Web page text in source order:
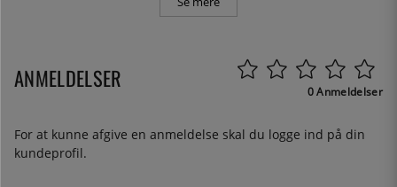
ANMELDELSER 0 Anmeldelser
For at kunne afgive en anmeldelse skal du logge ind på din
kundeprofil.